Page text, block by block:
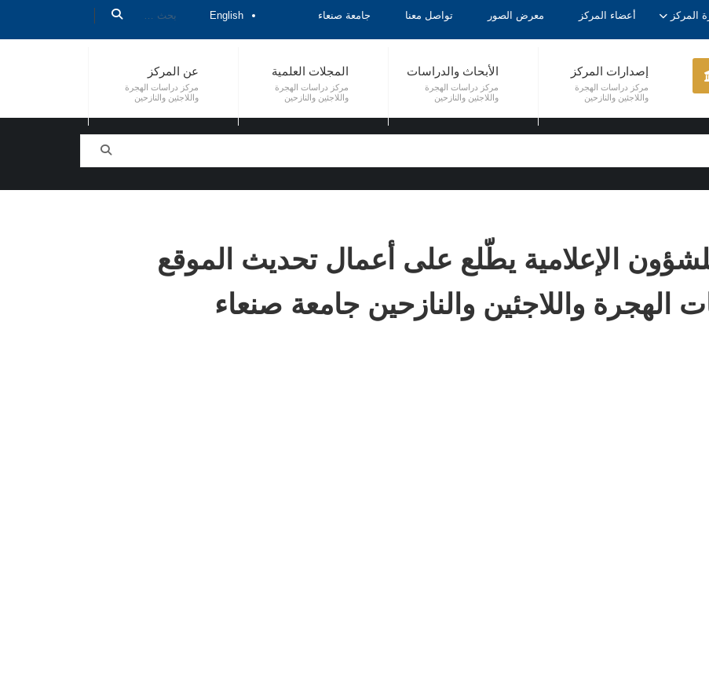
المركز أعضاء المركز معرض الصور تواصل معنا جامعة صنعاء English
إصدارات المركز
مركز دراسات الهجرة
واللاجئين والنازحين
الأبحاث والدراسات
مركز دراسات الهجرة
واللاجئين والنازحين
المجلات العلمية
مركز دراسات الهجرة
واللاجئين والنازحين
عن المركز
مركز دراسات الهجرة
واللاجئين والنازحين
الإعلامية يطّلع على أعمال تحديث الموقع
الهجرة واللاجئين والنازحين جامعة صنعاء